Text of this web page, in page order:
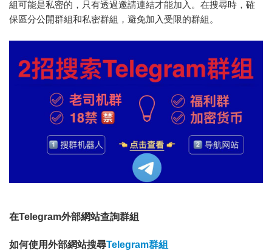
組可能是私密的，只有透過邀請連結才能加入。在搜尋時，確
保區分公開群組和私密群組，避免加入受限的群組。
在Telegram外部網站查詢群組
如何使用外部網站搜尋Telegram群組